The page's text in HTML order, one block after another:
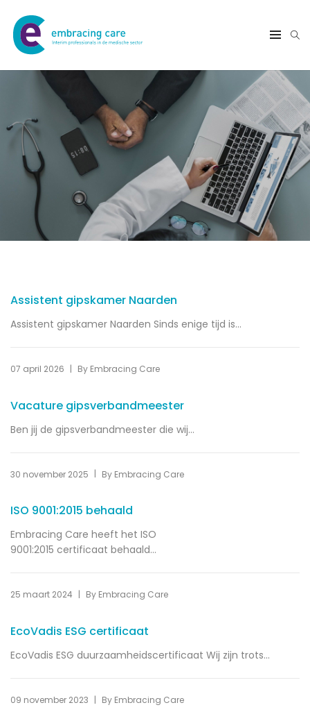
Assistent gipskamer Naarden
Assistent gipskamer Naarden Sinds enige tijd is...
07 april 2026 | By Embracing Care
Vacature gipsverbandmeester
Ben jij de gipsverbandmeester die wij...
30 november 2025 | By Embracing Care
ISO 9001:2015 behaald
Embracing Care heeft het ISO
9001:2015 certificaat behaald...
25 maart 2024 | By Embracing Care
EcoVadis ESG certificaat
EcoVadis ESG duurzaamheidscertificaat Wij zijn trots...
09 november 2023 | By Embracing Care